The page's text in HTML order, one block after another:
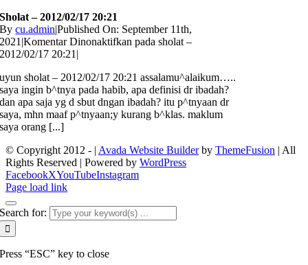
Sholat – 2012/02/17 20:21
Bycu.admin|Published On: September 11th,
2021 |Komentar Dinonaktifkan pada sholat –
2012/02/17 20:21 |
uyun sholat – 2012/02/17 20:21 assalamu^alaikum…..
saya ingin b^tnya pada habib, apa definisi dr ibadah?
dan apa saja yg d sbut dngan ibadah? itu p^tnyaan dr
saya, mhn maaf p^tnyaan;y kurang b^klas. maklum
saya orang [...]
© Copyright 2012 - | Avada Website Builderby ThemeFusion | All
Rights Reserved | Powered by WordPress
FacebookXYouTubeInstagram
Page load link
Search for:
Press “ESC” key to close